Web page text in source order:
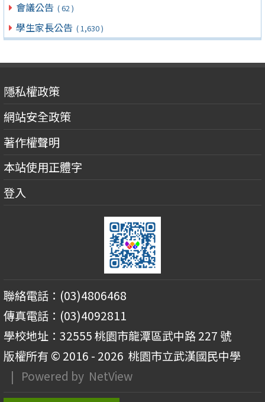
會議公告 ( 62 )
學生家長公告 ( 1,630 )
隱私權政策
網站安全政策
著作權聲明
本站使用正體字
登入
聯絡電話：(03)4806468
傳真電話：(03)4092811
學校地址：32555 桃園市龍潭區武中路 227 號
版權所有 © 2016 - 2026 桃園市立武漢國民中學
| Powered by NetView